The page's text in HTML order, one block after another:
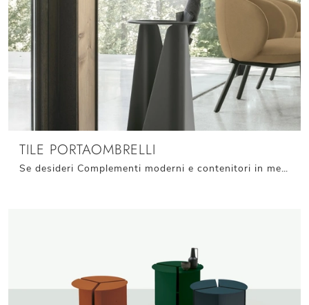
TILE PORTAOMBRELLI
Se desideri Complementi moderni e contenitori in metallo ottieni informazioni sul modello Tile Portaombrelli dell'azienda Target Point.